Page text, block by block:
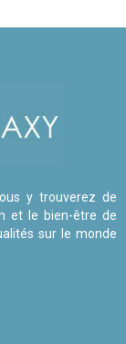
y trouverez de
et le bien-être de
sur le monde